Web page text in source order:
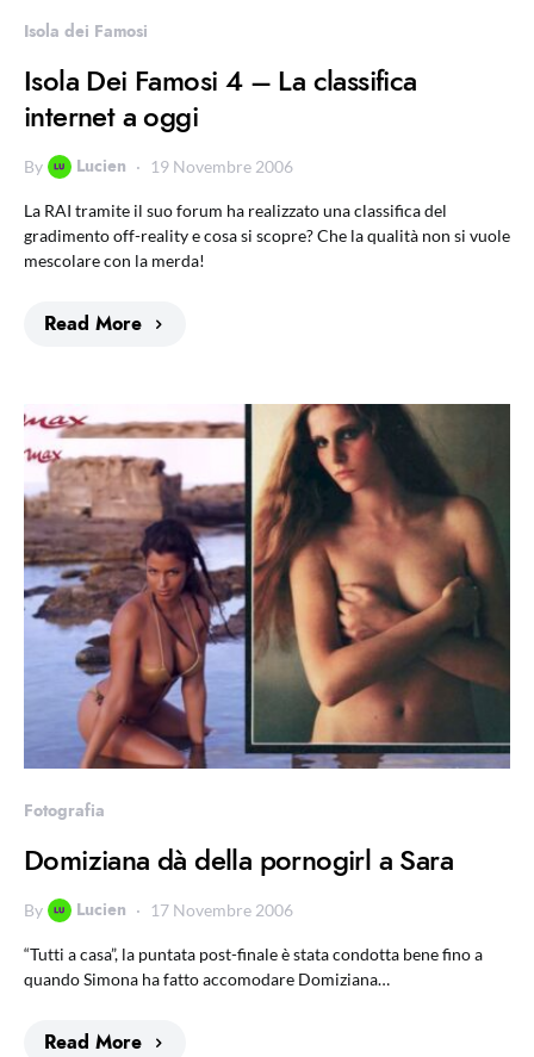
Isola dei Famosi
Isola Dei Famosi 4 – La classifica
internet a oggi
By Lucien 19 Novembre 2006
La RAI tramite il suo forum ha realizzato una classifica del
gradimento off-reality e cosa si scopre? Che la qualità non si vuole
mescolare con la merda!
Read More
Fotografia
Domiziana dà della pornogirl a Sara
By Lucien 17 Novembre 2006
“Tutti a casa”, la puntata post-finale è stata condotta bene fino a
quando Simona ha fatto accomodare Domiziana…
Read More